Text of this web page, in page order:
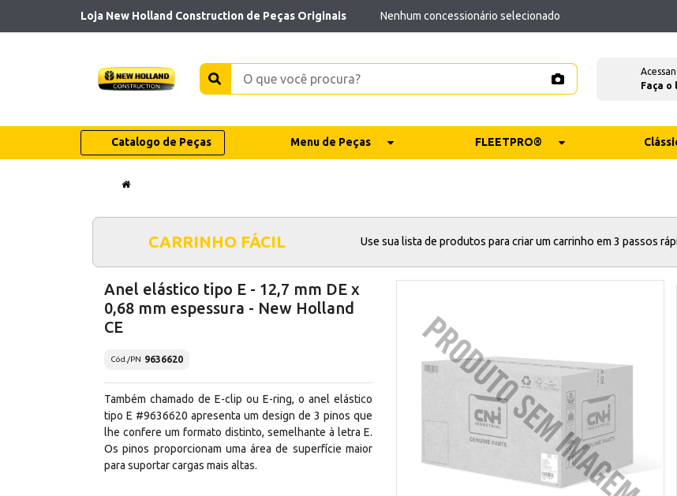
Loja New Holland Construction de Peças Originais Nenhum concessionário selecionado
Faça o
Catalogo de Peças Menu de Peças FLEETPRO®
CARRINHO FÁCIL Use sua lista de produtos para criar um carrinho em 3 passos
Anel elástico tipo E - 12,7 mm DE x
0,68 mm espessura - New Holland
CE
Cód./PN 9636620
Também chamado de E-clip ou E-ring, o anel elástico
tipo E #9636620 apresenta um design de 3 pinos que
lhe confere um formato distinto, semelhante à letra E.
Os pinos proporcionam uma área de superfície maior
para suportar cargas mais altas.